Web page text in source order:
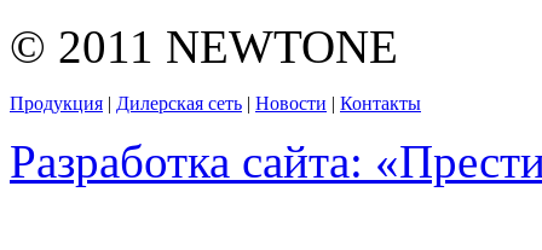
© 2011 NEWTONE
Продукция | Дилерская сеть | Новости | Контакты
Разработка сайта: